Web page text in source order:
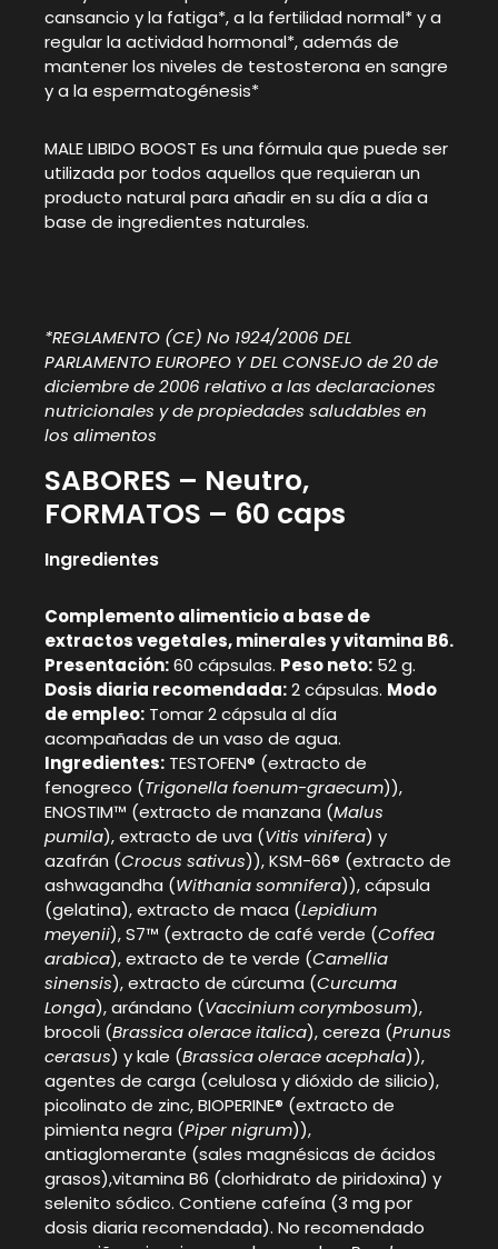
cansancio y la fatiga*, a la fertilidad normal* y a
regular la actividad hormonal*, además de
mantener los niveles de testosterona en sangre
y a la espermatogénesis*
MALE LIBIDO BOOST Es una fórmula que puede ser
utilizada por todos aquellos que requieran un
producto natural para añadir en su día a día a
base de ingredientes naturales.
*REGLAMENTO (CE) No 1924/2006 DEL
PARLAMENTO EUROPEO Y DEL CONSEJO de 20 de
diciembre de 2006 relativo a las declaraciones
nutricionales y de propiedades saludables en
los alimentos
SABORES – Neutro,
FORMATOS – 60 caps
Ingredientes
Complemento alimenticio a base de
extractos vegetales, minerales y vitamina B6.
Presentación:60 cápsulas. Peso neto: 52 g.
Dosis diaria recomendada:2 cápsulas. Modo
de empleo: Tomar 2 cápsula al día
acompañadas de un vaso de agua.
Ingredientes: TESTOFEN® (extracto de
fenogreco (Trigonella foenum-graecum)),
ENOSTIM™ (extracto de manzana (Malus
pumila), extracto de uva (Vitis vinifera) y
azafrán (Crocus sativus)), KSM-66® (extracto de
ashwagandha (Withania somnifera)), cápsula
(gelatina), extracto de maca (Lepidium
meyenii), S7™ (extracto de café verde (Coffea
arabica), extracto de te verde (Camellia
sinensis), extracto de cúrcuma (Curcuma
Longa), arándano (Vaccinium corymbosum),
brocoli (Brassica olerace italica), cereza (Prunus
cerasus) y kale (Brassica olerace acephala)),
agentes de carga (celulosa y dióxido de silicio),
picolinato de zinc, BIOPERINE® (extracto de
pimienta negra (Piper nigrum)),
antiaglomerante (sales magnésicas de ácidos
grasos),vitamina B6 (clorhidrato de piridoxina) y
selenito sódico. Contiene cafeína (3 mg por
dosis diaria recomendada). No recomendado